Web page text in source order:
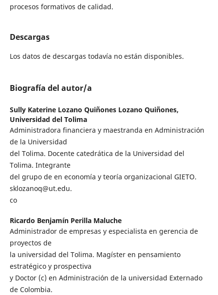
procesos formativos de calidad.
Descargas
Los datos de descargas todavía no están disponibles.
Biografía del autor/a
Sully Katerine Lozano Quiñones Lozano Quiñones,
Universidad del Tolima
Administradora financiera y maestranda en Administración
de la Universidad
del Tolima. Docente catedrática de la Universidad del
Tolima. Integrante
del grupo de en economía y teoría organizacional GIETO.
sklozanoq@ut.edu.
co
Ricardo Benjamín Perilla Maluche
Administrador de empresas y especialista en gerencia de
proyectos de
la universidad del Tolima. Magíster en pensamiento
estratégico y prospectiva
y Doctor (c) en Administración de la universidad Externado
de Colombia.